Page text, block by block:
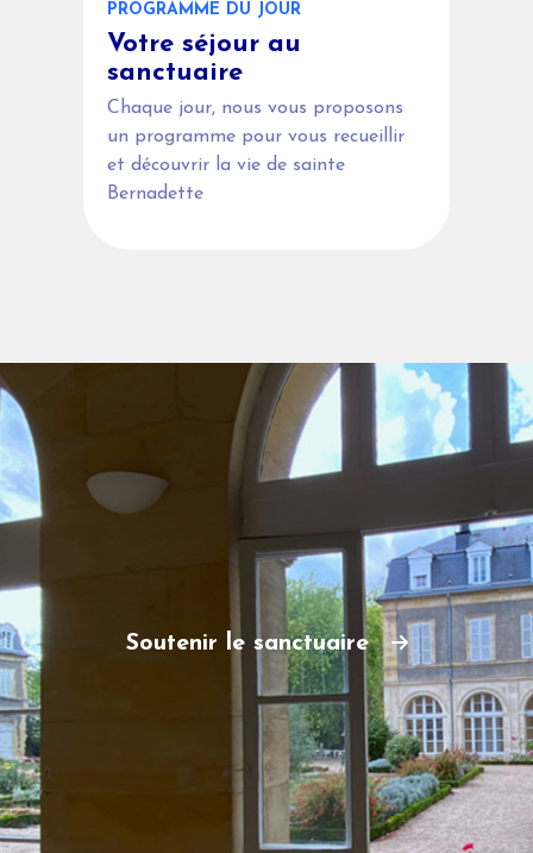
PROGRAMME DU JOUR
Votre séjour au
sanctuaire
Chaque jour, nous vous proposons
un programme pour vous recueillir
et découvrir la vie de sainte
Bernadette
Soutenir le sanctuaire